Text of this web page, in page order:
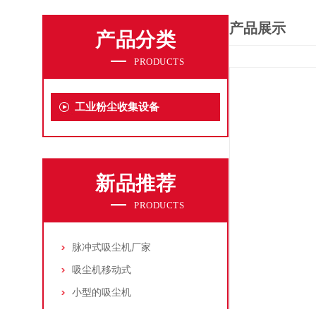
产品分类
PRODUCTS
工业粉尘收集设备
新品推荐
PRODUCTS
脉冲式吸尘机厂家
吸尘机移动式
小型的吸尘机
产品展示